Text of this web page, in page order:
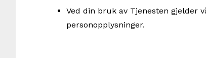
Ved din bruk av Tjenesten gjelder
personopplysninger.